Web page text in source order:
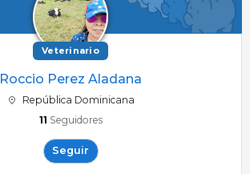
Veterinario
Roccio Perez Aladana
República Dominicana
11 Seguidores
Seguir